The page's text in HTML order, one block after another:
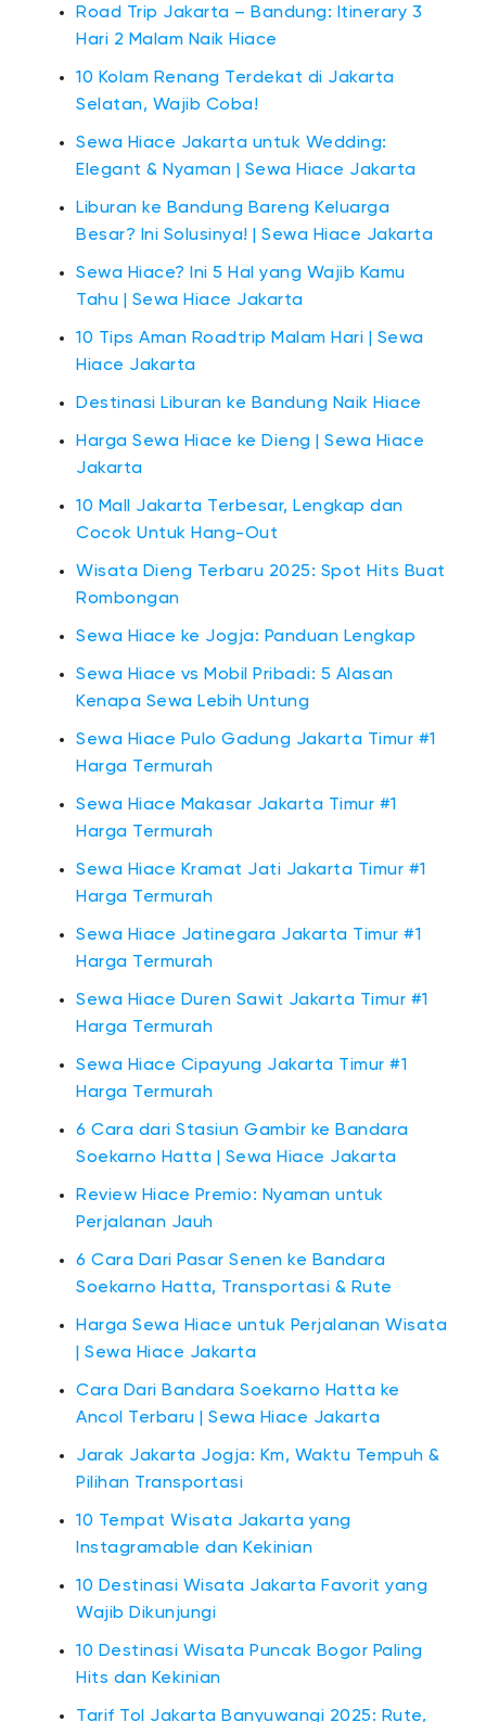
Road Trip Jakarta – Bandung: Itinerary 3
Hari 2 Malam Naik Hiace
10 Kolam Renang Terdekat di Jakarta
Selatan, Wajib Coba!
Sewa Hiace Jakarta untuk Wedding:
Elegant & Nyaman | Sewa Hiace Jakarta
Liburan ke Bandung Bareng Keluarga
Besar? Ini Solusinya! | Sewa Hiace Jakarta
Sewa Hiace? Ini 5 Hal yang Wajib Kamu
Tahu | Sewa Hiace Jakarta
10 Tips Aman Roadtrip Malam Hari | Sewa
Hiace Jakarta
Destinasi Liburan ke Bandung Naik Hiace
Harga Sewa Hiace ke Dieng | Sewa Hiace
Jakarta
10 Mall Jakarta Terbesar, Lengkap dan
Cocok Untuk Hang-Out
Wisata Dieng Terbaru 2025: Spot Hits Buat
Rombongan
Sewa Hiace ke Jogja: Panduan Lengkap
Sewa Hiace vs Mobil Pribadi: 5 Alasan
Kenapa Sewa Lebih Untung
Sewa Hiace Pulo Gadung Jakarta Timur #1
Harga Termurah
Sewa Hiace Makasar Jakarta Timur #1
Harga Termurah
Sewa Hiace Kramat Jati Jakarta Timur #1
Harga Termurah
Sewa Hiace Jatinegara Jakarta Timur #1
Harga Termurah
Sewa Hiace Duren Sawit Jakarta Timur #1
Harga Termurah
Sewa Hiace Cipayung Jakarta Timur #1
Harga Termurah
6 Cara dari Stasiun Gambir ke Bandara
Soekarno Hatta | Sewa Hiace Jakarta
Review Hiace Premio: Nyaman untuk
Perjalanan Jauh
6 Cara Dari Pasar Senen ke Bandara
Soekarno Hatta, Transportasi & Rute
Harga Sewa Hiace untuk Perjalanan Wisata
| Sewa Hiace Jakarta
Cara Dari Bandara Soekarno Hatta ke
Ancol Terbaru | Sewa Hiace Jakarta
Jarak Jakarta Jogja: Km, Waktu Tempuh &
Pilihan Transportasi
10 Tempat Wisata Jakarta yang
Instagramable dan Kekinian
10 Destinasi Wisata Jakarta Favorit yang
Wajib Dikunjungi
10 Destinasi Wisata Puncak Bogor Paling
Hits dan Kekinian
Tarif Tol Jakarta Banyuwangi 2025: Rute,